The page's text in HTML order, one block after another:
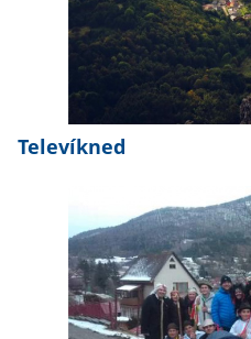
Televíkned